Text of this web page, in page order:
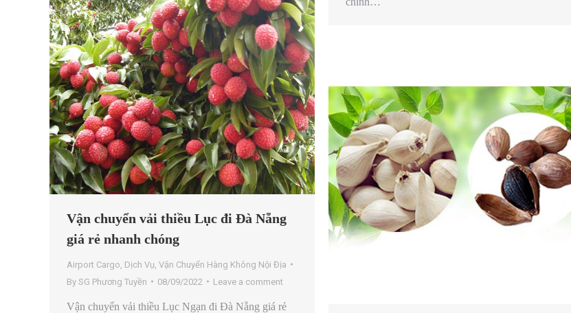
Vận chuyển vải thiều Lục đi Đà Nẵng
giá rẻ nhanh chóng
Airport Cargo Dịch Vụ Vận Chuyển Hàng Không Nội Địa
By SG Phương Tuyền 08/09/2022 Leave a comment
Vận chuyển vải thiều Lục Ngạn đi Đà Nẵng giá rẻ